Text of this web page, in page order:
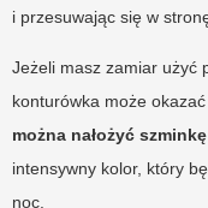
i przesuwając się w
Jeżeli masz zamiar użyć
konturówka może
można nałożyć
intensywny kolor, który
noc.